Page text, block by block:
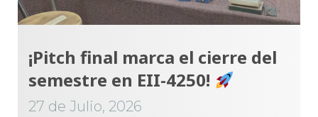
¡Pitch final marca el cierre del
semestre en EII-4250!
27 de Julio, 2026